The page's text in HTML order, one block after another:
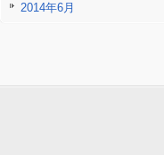
2014年6月